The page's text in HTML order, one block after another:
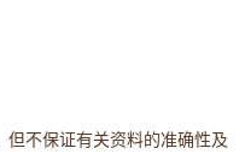
但不保证有关资料的准确性及